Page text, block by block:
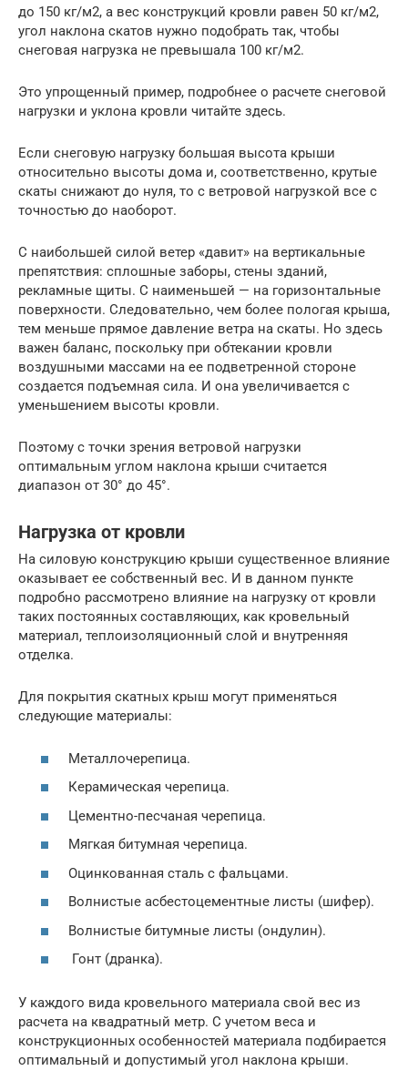
до 150 кг/м2, а вес конструкций кровли равен 50 кг/м2,
угол наклона скатов нужно подобрать так, чтобы
снеговая нагрузка не превышала 100 кг/м2.
Это упрощенный пример, подробнее о расчете снеговой
нагрузки и уклона кровли читайте здесь.
Если снеговую нагрузку большая высота крыши
относительно высоты дома и, соответственно, крутые
скаты снижают до нуля, то с ветровой нагрузкой все с
точностью до наоборот.
С наибольшей силой ветер «давит» на вертикальные
препятствия: сплошные заборы, стены зданий,
рекламные щиты. С наименьшей — на горизонтальные
поверхности. Следовательно, чем более пологая крыша,
тем меньше прямое давление ветра на скаты. Но здесь
важен баланс, поскольку при обтекании кровли
воздушными массами на ее подветренной стороне
создается подъемная сила. И она увеличивается с
уменьшением высоты кровли.
Поэтому с точки зрения ветровой нагрузки
оптимальным углом наклона крыши считается
диапазон от 30° до 45°.
Нагрузка от кровли
На силовую конструкцию крыши существенное влияние
оказывает ее собственный вес. И в данном пункте
подробно рассмотрено влияние на нагрузку от кровли
таких постоянных составляющих, как кровельный
материал, теплоизоляционный слой и внутренняя
отделка.
Для покрытия скатных крыш могут применяться
следующие материалы:
Металлочерепица.
Керамическая черепица.
Цементно-песчаная черепица.
Мягкая битумная черепица.
Оцинкованная сталь с фальцами.
Волнистые асбестоцементные листы (шифер).
Волнистые битумные листы (ондулин).
Гонт (дранка).
У каждого вида кровельного материала свой вес из
расчета на квадратный метр. С учетом веса и
конструкционных особенностей материала подбирается
оптимальный и допустимый угол наклона крыши.